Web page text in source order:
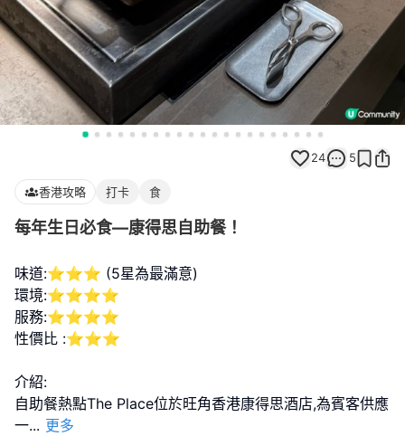
24 5
香港攻略 打卡 食
每年生日必食—康得思自助餐！
味道:⭐⭐⭐ (5星為最滿意)
環境:⭐⭐⭐⭐
服務:⭐⭐⭐⭐
性價比 :⭐⭐⭐
介紹:
自助餐熱點The Place位於旺角香港康得思酒店,為賓客供應
一... 更多